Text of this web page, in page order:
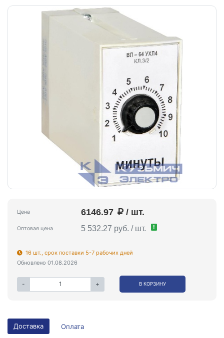
Цена 6146.97 / шт.
Оптовая цена 5 532.27 руб. / шт. !
16 шт., срок поставки 5-7 рабочих дней
Обновлено 01.08.2026
- + В КОРЗИНУ
Доставка Оплата